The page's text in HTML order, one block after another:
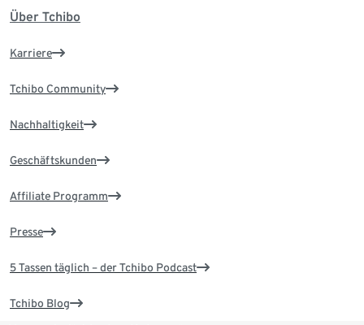
Über Tchibo
Karriere
Tchibo Community
Nachhaltigkeit
Geschäftskunden
Affiliate Programm
Presse
5 Tassen täglich – der Tchibo Podcast
Tchibo Blog